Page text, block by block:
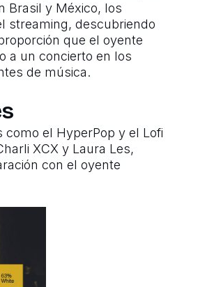
Brasil y México, los
streaming, descubriendo
que el oyente
a un concierto en los
de música.
el HyperPop y el Lofi
XCX y Laura Les,
con el oyente